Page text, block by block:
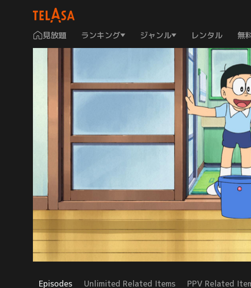
見放題 ランキング ジャンル レンタル 無
Episodes Unlimited Related Items PPV Related